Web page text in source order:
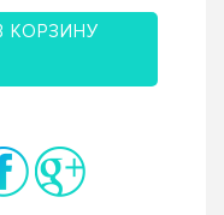
КОРЗИНУ